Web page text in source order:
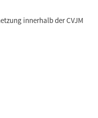
innerhalb der CVJM